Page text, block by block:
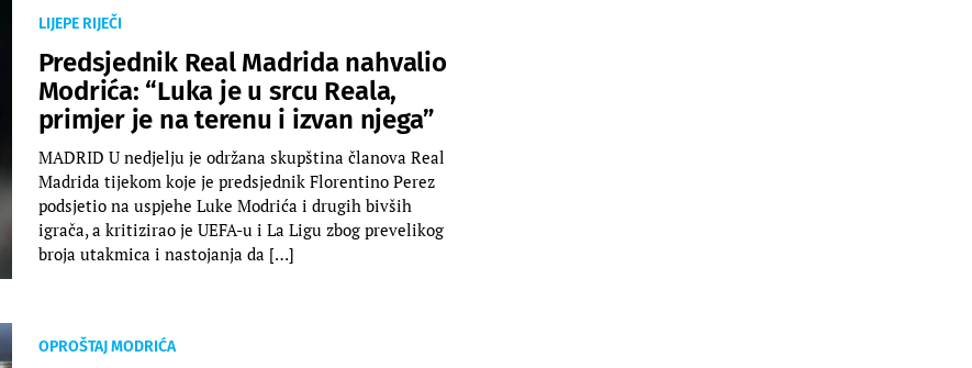
LIJEPE RIJEČI
Predsjednik Real Madrida nahvalio
Modrića: “Luka je u srcu Reala,
primjer je na terenu i izvan njega”
MADRID U nedjelju je održana skupština članova Real
Madrida tijekom koje je predsjednik Florentino Perez
podsjetio na uspjehe Luke Modrića i drugih bivših
igrača, a kritizirao je UEFA-u i La Ligu zbog prevelikog
broja utakmica i nastojanja da […]
OPROŠTAJ MODRIĆA